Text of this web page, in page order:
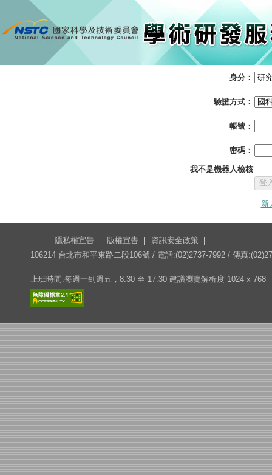
身分：
驗證方式：
帳號：
密碼：
我不是機器人檢核
新
隱私權宣告 版權宣告
資訊安全政策
106214 台北市和平東路二段106號 / 電話:(02)2737-7992 / 傳真
上班時間:每週一到週五，8:30 至 17:30 建議瀏覽解析度 1024 x 768